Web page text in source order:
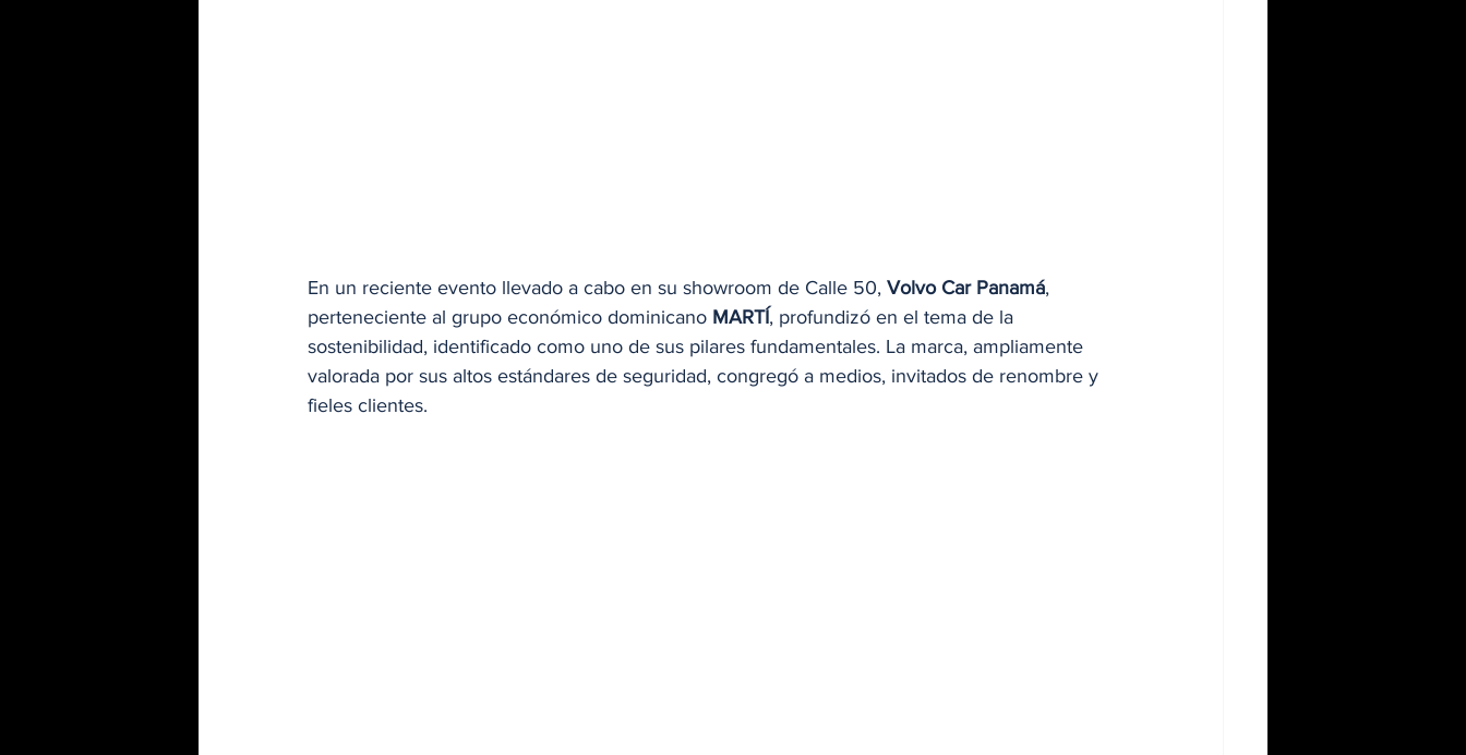
En un reciente evento llevado a cabo en su showroom de Calle 50, Volvo Car Panamá,
perteneciente al grupo económico dominicano MARTÍ, profundizó en el tema de la
sostenibilidad, identificado como uno de sus pilares fundamentales. La marca, ampliamente
valorada por sus altos estándares de seguridad, congregó a medios, invitados de renombre y
fieles clientes.